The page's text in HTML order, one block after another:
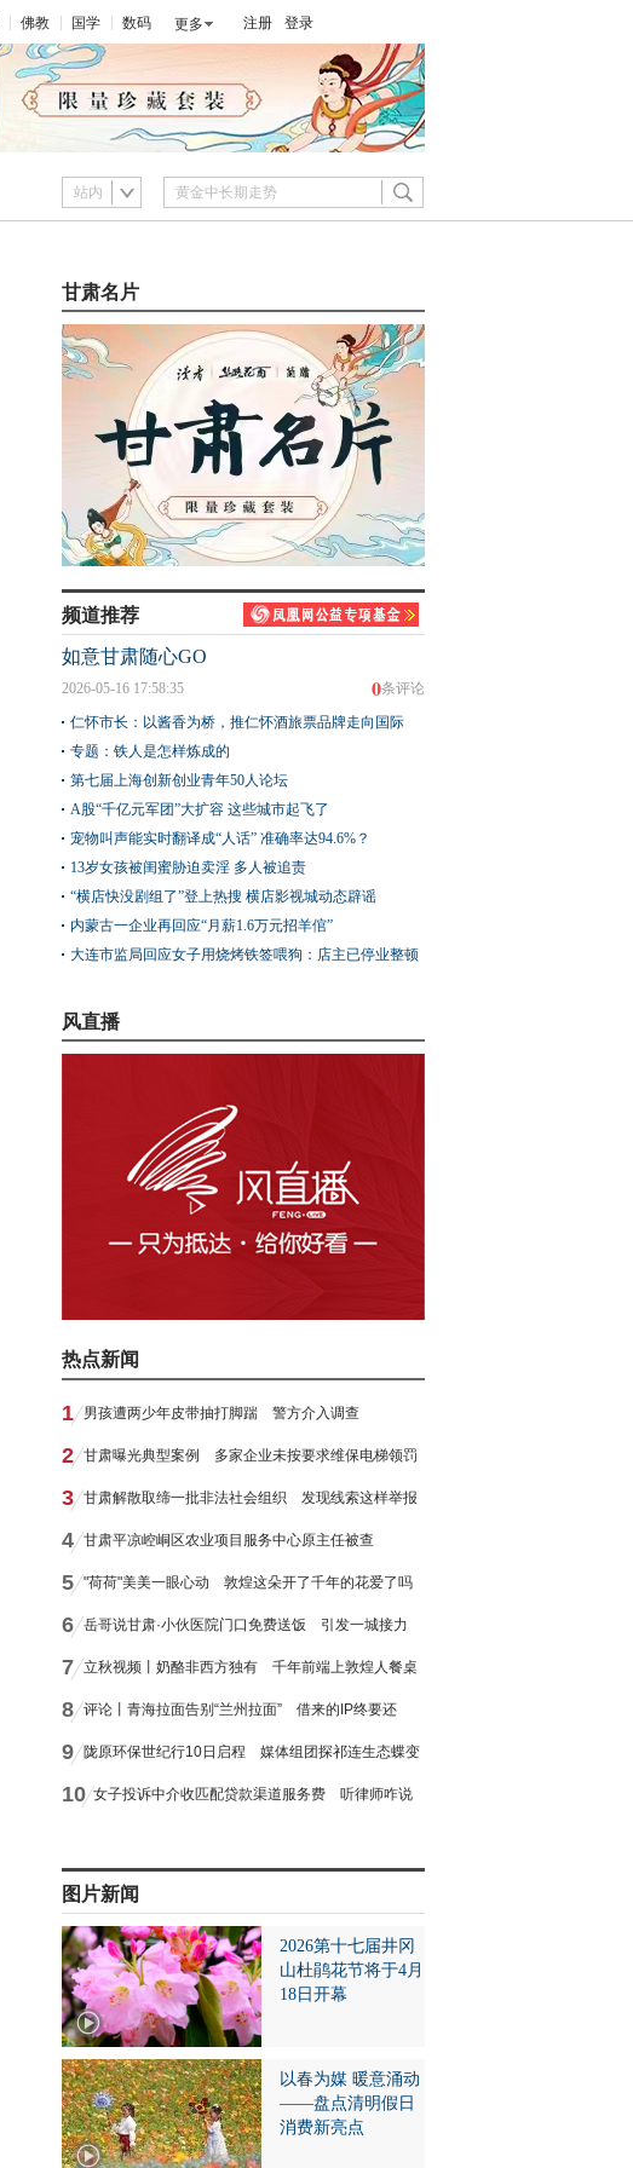
佛教 国学 数码 更多 注册 登录
站内
甘肃名片
频道推荐
如意甘肃随心GO
0条评论
2026-05-16 17:58:35
仁怀市长：以酱香为桥，推仁怀酒旅票品牌走向国际
专题：铁人是怎样炼成的
第七届上海创新创业青年50人论坛
A股“千亿元军团”大扩容 这些城市起飞了
宠物叫声能实时翻译成“人话” 准确率达94.6%？
13岁女孩被闺蜜胁迫卖淫 多人被追责
“横店快没剧组了”登上热搜 横店影视城动态辟谣
内蒙古一企业再回应“月薪1.6万元招羊倌”
大连市监局回应女子用烧烤铁签喂狗：店主已停业整顿
风直播
热点新闻
1 男孩遭两少年皮带抽打脚踹 警方介入调查
2 甘肃曝光典型案例 多家企业未按要求维保电梯领罚
3 甘肃解散取缔一批非法社会组织 发现线索这样举报
4 甘肃平凉崆峒区农业项目服务中心原主任被查
5 "荷荷"美美一眼心动 敦煌这朵开了千年的花爱了吗
6 岳哥说甘肃·小伙医院门口免费送饭 引发一城接力
7 立秋视频丨奶酪非西方独有 千年前端上敦煌人餐桌
8 评论丨青海拉面告别“兰州拉面” 借来的IP终要还
9 陇原环保世纪行10日启程 媒体组团探祁连生态蝶变
10 女子投诉中介收匹配贷款渠道服务费 听律师咋说
图片新闻
2026第十七届井冈
山杜鹃花节将于4月
18日开幕
以春为媒 暖意涌动
——盘点清明假日
消费新亮点